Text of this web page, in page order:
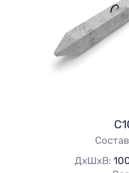
ДхШхВ: